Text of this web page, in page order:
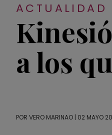
ACTUALIDAD
a los
POR VERO MARINAO | 02 MAYO